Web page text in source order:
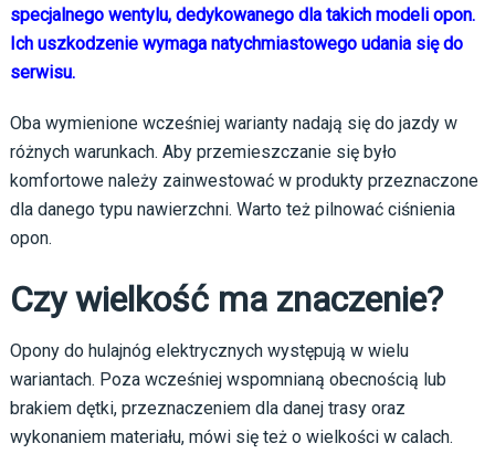
specjalnego wentylu, dedykowanego dla takich modeli opon.
Ich uszkodzenie wymaga natychmiastowego udania się do
serwisu.
Oba wymienione wcześniej warianty nadają się do jazdy w
różnych warunkach. Aby przemieszczanie się było
komfortowe należy zainwestować w produkty przeznaczone
dla danego typu nawierzchni. Warto też pilnować ciśnienia
opon.
Czy wielkość ma znaczenie?
Opony do hulajnóg elektrycznych występują w wielu
wariantach. Poza wcześniej wspomnianą obecnością lub
brakiem dętki, przeznaczeniem dla danej trasy oraz
wykonaniem materiału, mówi się też o wielkości w calach.